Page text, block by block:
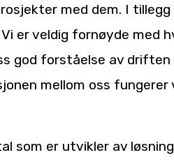
med dem. I
er veldig fornøyde med
god forståelse av driften
mellom oss
som er utvikler av